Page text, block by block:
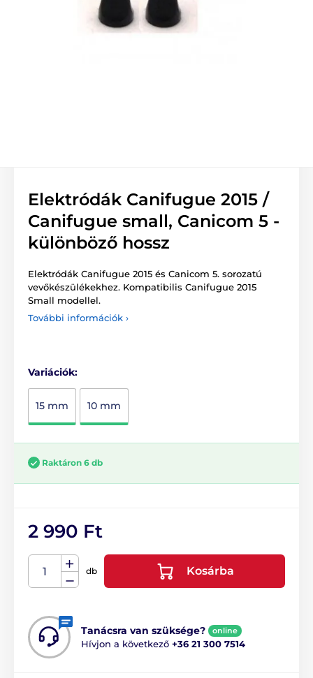
Elektródák Canifugue 2015 /
Canifugue small, Canicom 5 -
különböző hossz
Elektródák Canifugue 2015 és Canicom 5. sorozatú
vevőkészülékekhez. Kompatibilis Canifugue 2015
Small modellel.
További információk ›
Variációk:
15 mm 10 mm
Raktáron 6 db
2 990 Ft
db Kosárba
Tanácsra van szüksége? online
Hívjon a következő +36 21 300 7514